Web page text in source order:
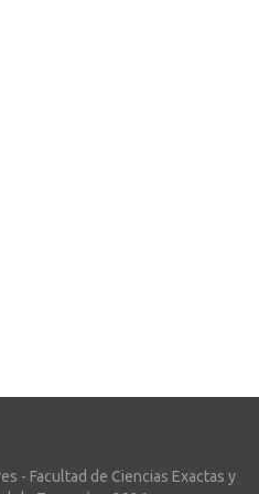
- Facultad de Ciencias Exactas y